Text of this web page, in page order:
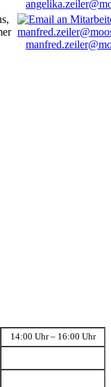
14:00 Uhr – 16:00 Uhr